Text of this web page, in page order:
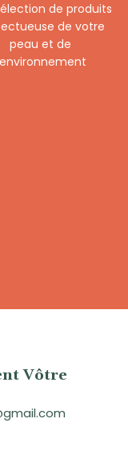
de produits
de votre
peau et de
Vôtre